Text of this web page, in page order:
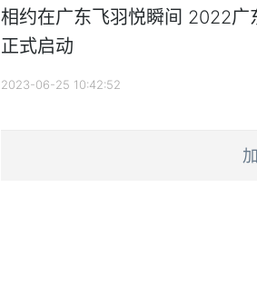
相约在广东飞羽悦瞬间 2022广
正式启动
2023-06-25 10:42:52